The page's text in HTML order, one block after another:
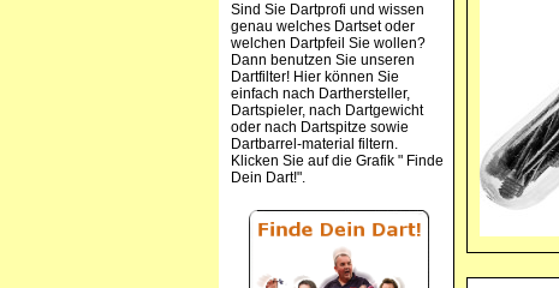
Sind Sie Dartprofi und wissen
genau welches Dartset oder
welchen Dartpfeil Sie wollen?
Dann benutzen Sie unseren
Dartfilter! Hier können Sie
einfach nach Darthersteller,
Dartspieler, nach Dartgewicht
oder nach Dartspitze sowie
Dartbarrel-material filtern.
Klicken Sie auf die Grafik " Finde
Dein Dart!".